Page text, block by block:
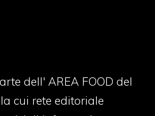
dell' AREA FOOD del
cui rete editoriale